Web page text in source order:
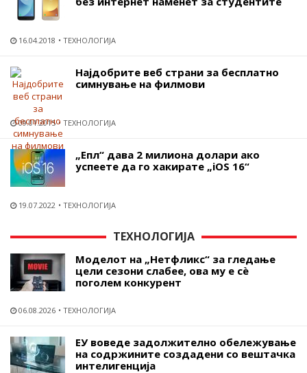
16.04.2018 ТЕХНОЛОГИЈА
Најдобрите веб страни за бесплатно
симнување на филмови
09.01.2015 ТЕХНОЛОГИЈА
„Епл“ дава 2 милиона долари ако
успеете да го хакирате „iOS 16“
19.07.2022 ТЕХНОЛОГИЈА
ТЕХНОЛОГИЈА
Моделот на „Нетфликс“ за гледање
цели сезони слабее, ова му е сѐ
поголем конкурент
06.08.2026 ТЕХНОЛОГИЈА
ЕУ воведе задолжително обележување
на содржините создадени со вештачка
интелигенција